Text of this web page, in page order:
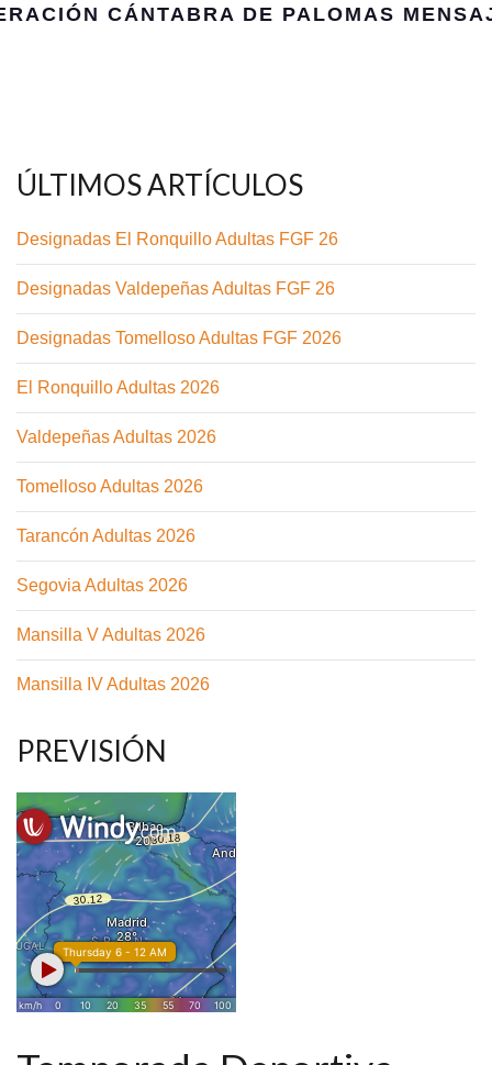
ÚLTIMOS ARTÍCULOS
Designadas El Ronquillo Adultas FGF 26
Designadas Valdepeñas Adultas FGF 26
Designadas Tomelloso Adultas FGF 2026
El Ronquillo Adultas 2026
Valdepeñas Adultas 2026
Tomelloso Adultas 2026
Tarancón Adultas 2026
Segovia Adultas 2026
Mansilla V Adultas 2026
Mansilla IV Adultas 2026
PREVISIÓN